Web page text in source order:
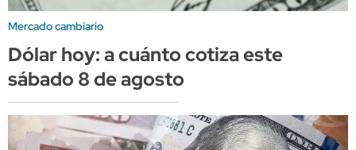
Mercado cambiario
Dólar hoy: a cuánto cotiza este
sábado 8 de agosto